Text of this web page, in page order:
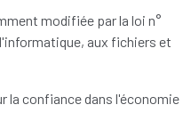
modifiée par la loi n°
aux fichiers et
la confiance dans l'économie